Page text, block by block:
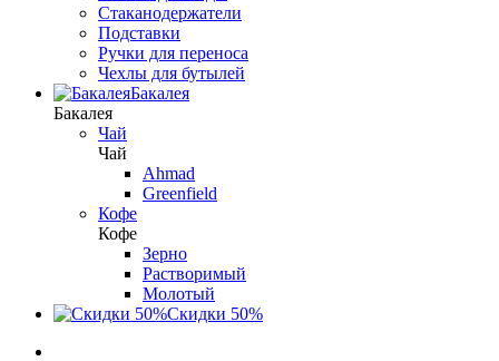
Стаканодержатели
Подставки
Ручки для переноса
Чехлы для бутылей
Бакалея
Бакалея
Чай
Чай
Ahmad
Greenfield
Кофе
Кофе
Зерно
Растворимый
Молотый
Скидки 50%